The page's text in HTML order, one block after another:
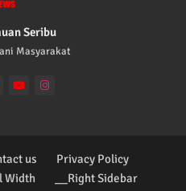
Seribu
Masyarakat
us
Privacy Policy
Width
__Right Sidebar